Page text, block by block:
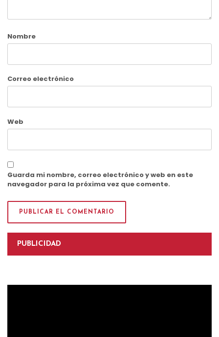
Nombre
Correo electrónico
Web
Guarda mi nombre, correo electrónico y web en este
navegador para la próxima vez que comente.
PUBLICIDAD